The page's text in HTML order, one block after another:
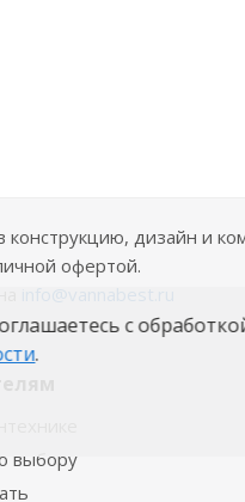
дизайн и
офертой.
info@vannabest.ru
выбору
с
.